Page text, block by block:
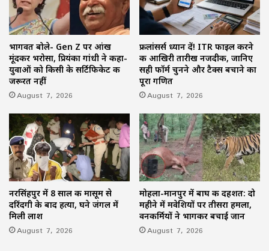
भागवत बोले- Gen Z पर आंख
मूंदकर भरोसा, प्रियंका गांधी ने कहा-
युवाओं को किसी के सर्टिफिकेट की
जरूरत नहीं
August 7, 2026
फ्रीलांसर्स ध्यान दें! ITR फाइल करने
की आखिरी तारीख नजदीक, जानिए
सही फॉर्म चुनने और टैक्स बचाने का
पूरा गणित
August 7, 2026
नरसिंहपुर में 8 साल की मासूम से
दरिंदगी के बाद हत्या, घने जंगल में
मिली लाश
August 7, 2026
मोहला-मानपुर में बाघ की दहशत: दो
महीने में मवेशियों पर तीसरा हमला,
वनकर्मियों ने भागकर बचाई जान
August 7, 2026